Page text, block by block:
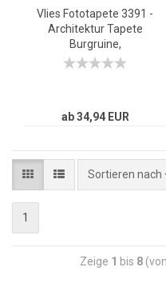
Vlies Fototapete 3391 -
Architektur Tapete
Burgruine,
Schlossruine, Felsen,
ab 34,94 EUR
Sortieren nach
1
Zeige 1 bis 8